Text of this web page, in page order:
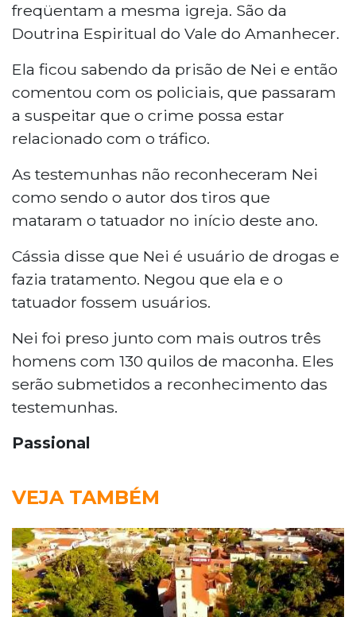
freqüentam a mesma igreja. São da
Doutrina Espiritual do Vale do Amanhecer.
Ela ficou sabendo da prisão de Nei e então
comentou com os policiais, que passaram
a suspeitar que o crime possa estar
relacionado com o tráfico.
As testemunhas não reconheceram Nei
como sendo o autor dos tiros que
mataram o tatuador no início deste ano.
Cássia disse que Nei é usuário de drogas e
fazia tratamento. Negou que ela e o
tatuador fossem usuários.
Nei foi preso junto com mais outros três
homens com 130 quilos de maconha. Eles
serão submetidos a reconhecimento das
testemunhas.
Passional
VEJA TAMBÉM